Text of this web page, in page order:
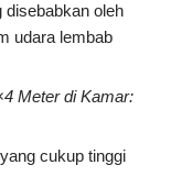
disebabkan oleh
udara lembab
Meter di Kamar:
cukup tinggi